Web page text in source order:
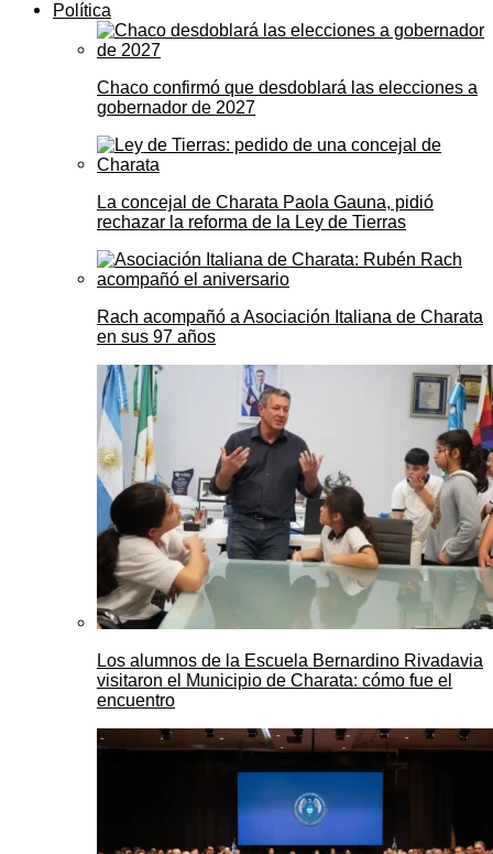
Política
Chaco confirmó que desdoblará las elecciones a
gobernador de 2027
La concejal de Charata Paola Gauna, pidió
rechazar la reforma de la Ley de Tierras
Rach acompañó a Asociación Italiana de Charata
en sus 97 años
Los alumnos de la Escuela Bernardino Rivadavia
visitaron el Municipio de Charata: cómo fue el
encuentro